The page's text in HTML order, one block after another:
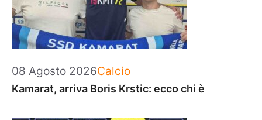
08 Agosto 2026Categorie
Calcio
Kamarat, arriva Boris Krstic: ecco chi è